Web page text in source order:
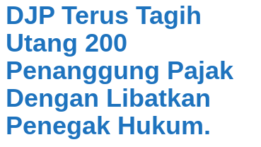
DJP Terus Tagih
Utang 200
Penanggung Pajak
Dengan Libatkan
Penegak Hukum.